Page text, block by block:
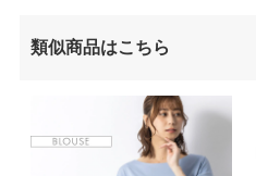
類似商品はこちら